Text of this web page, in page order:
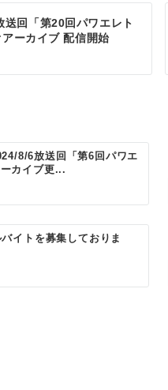
回「第20回パワエレト
ーカイブ 配信開始
8/6放送回「第6回パワエ
カイブ更...
イトを募集しておりま